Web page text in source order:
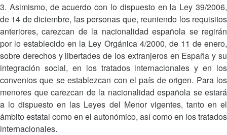
3. Asimismo, de acuerdo con lo dispuesto en la Ley 39/2006,
de 14 de diciembre, las personas que, reuniendo los requisitos
anteriores, carezcan de la nacionalidad española se regirán
por lo establecido en la Ley Orgánica 4/2000, de 11 de enero,
sobre derechos y libertades de los extranjeros en España y su
integración social, en los tratados internacionales y en los
convenios que se establezcan con el país de origen. Para los
menores que carezcan de la nacionalidad española se estará
a lo dispuesto en las Leyes del Menor vigentes, tanto en el
ámbito estatal como en el autonómico, así como en los tratados
internacionales.